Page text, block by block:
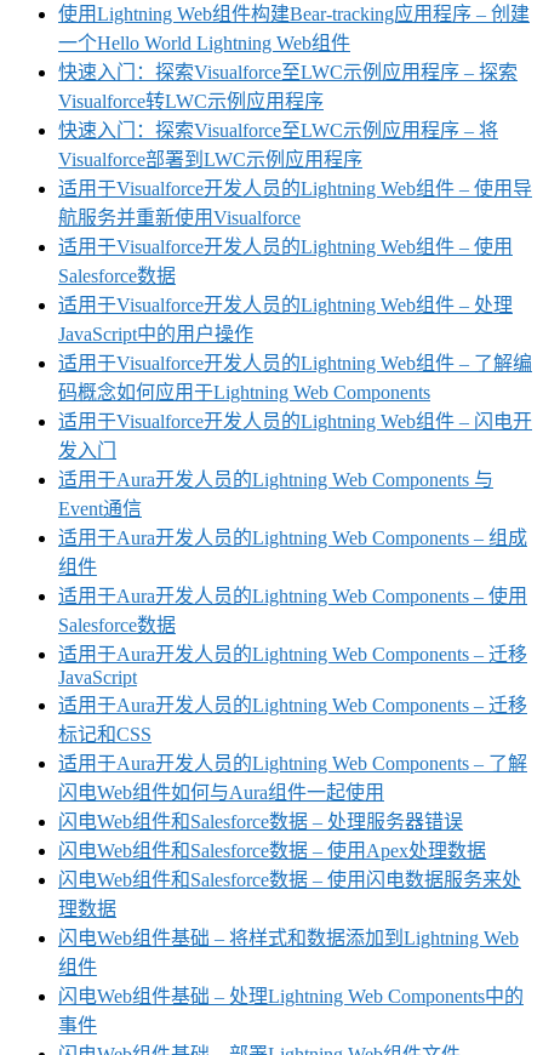
使用Lightning Web组件构建Bear-tracking应用程序 – 创建
一个Hello World Lightning Web组件
快速入门：探索Visualforce至LWC示例应用程序 – 探索
Visualforce转LWC示例应用程序
快速入门：探索Visualforce至LWC示例应用程序 – 将
Visualforce部署到LWC示例应用程序
适用于Visualforce开发人员的Lightning Web组件 – 使用导
航服务并重新使用Visualforce
适用于Visualforce开发人员的Lightning Web组件 – 使用
Salesforce数据
适用于Visualforce开发人员的Lightning Web组件 – 处理
JavaScript中的用户操作
适用于Visualforce开发人员的Lightning Web组件 – 了解编
码概念如何应用于Lightning Web Components
适用于Visualforce开发人员的Lightning Web组件 – 闪电开
发入门
适用于Aura开发人员的Lightning Web Components 与
Event通信
适用于Aura开发人员的Lightning Web Components – 组成
组件
适用于Aura开发人员的Lightning Web Components – 使用
Salesforce数据
适用于Aura开发人员的Lightning Web Components – 迁移
JavaScript
适用于Aura开发人员的Lightning Web Components – 迁移
标记和CSS
适用于Aura开发人员的Lightning Web Components – 了解
闪电Web组件如何与Aura组件一起使用
闪电Web组件和Salesforce数据 – 处理服务器错误
闪电Web组件和Salesforce数据 – 使用Apex处理数据
闪电Web组件和Salesforce数据 – 使用闪电数据服务来处
理数据
闪电Web组件基础 – 将样式和数据添加到Lightning Web
组件
闪电Web组件基础 – 处理Lightning Web Components中的
事件